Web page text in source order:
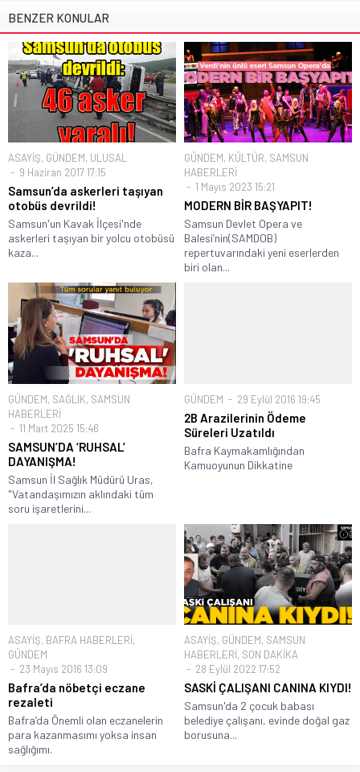
BENZER KONULAR
ASAYİŞ, GÜNDEM, ULUSAL
9 Haziran 2017 17:15
Samsun’da askerleri taşıyan
otobüs devrildi!
Samsun'un Kavak İlçesi'nde
askerleri taşıyan bir yolcu otobüsü
kaza...
GÜNDEM, KÜLTÜR, SAMSUN
HABERLERİ
1 Mayıs 2023 15:21
MODERN BİR BAŞYAPIT!
Samsun Devlet Opera ve
Balesi’nin(SAMDOB)
repertuvarındaki yeni eserlerden
biri olan...
GÜNDEM, SAĞLIK, SAMSUN
HABERLERİ
11 Mart 2025 15:46
SAMSUN’DA ‘RUHSAL’
DAYANIŞMA!
Samsun İl Sağlık Müdürü Uras,
"Vatandaşımızın aklındaki tüm
soru işaretlerini...
GÜNDEM 29 Eylül 2016 19:45
2B Arazilerinin Ödeme
Süreleri Uzatıldı
Bafra Kaymakamlığından
Kamuoyunun Dikkatine
ASAYİŞ, BAFRA HABERLERİ,
GÜNDEM
23 Mayıs 2016 13:09
Bafra’da nöbetçi eczane
rezaleti
Bafra’da Önemli olan eczanelerin
para kazanmasımı yoksa insan
sağlığımı.
ASAYİŞ, GÜNDEM, SAMSUN
HABERLERİ, SON DAKİKA
28 Eylül 2022 17:52
SASKİ ÇALIŞANI CANINA KIYDI!
Samsun'da 2 çocuk babası
belediye çalışanı, evinde doğal gaz
borusuna...